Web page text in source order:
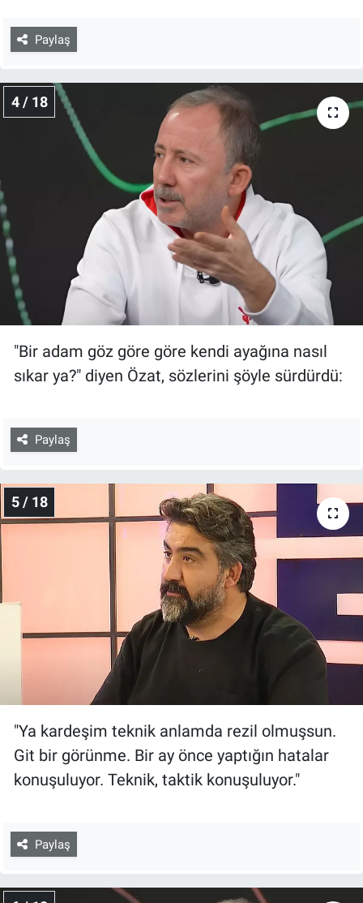
Paylaş
4 / 18
"Bir adam göz göre göre kendi ayağına nasıl
sıkar ya?" diyen Özat, sözlerini şöyle sürdürdü:
Paylaş
5 / 18
"Ya kardeşim teknik anlamda rezil olmuşsun.
Git bir görünme. Bir ay önce yaptığın hatalar
konuşuluyor. Teknik, taktik konuşuluyor."
Paylaş